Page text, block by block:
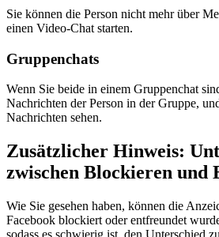
Sie können die Person nicht mehr über
einen Video-Chat starten.
Gruppenchats
Wenn Sie beide in einem Gruppenchat
Nachrichten der Person in der Gruppe,
Nachrichten sehen.
Zusätzlicher Hinweis:
zwischen Blockieren und
Wie Sie gesehen haben, können die
Facebook blockiert oder entfreundet